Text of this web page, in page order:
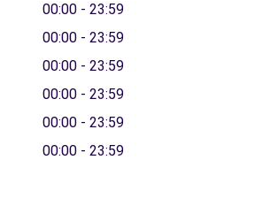
00:00 - 23:59
00:00 - 23:59
00:00 - 23:59
00:00 - 23:59
00:00 - 23:59
00:00 - 23:59